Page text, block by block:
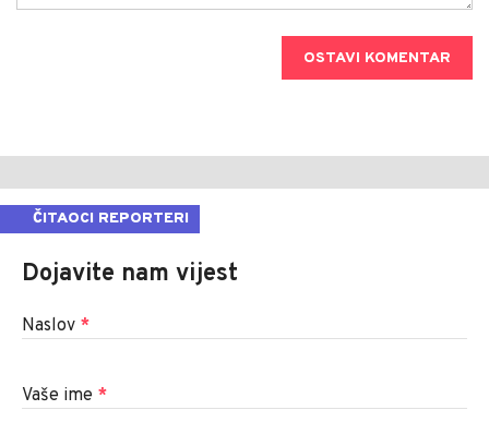
OSTAVI KOMENTAR
ČITAOCI REPORTERI
Dojavite nam vijest
Naslov *
Vaše ime *